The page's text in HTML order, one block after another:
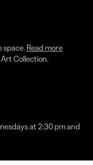
space. Read more
Collection.
at 2:30 pm and